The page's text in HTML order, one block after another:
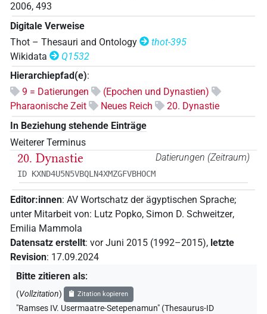
2006, 493
Digitale Verweise
Thot – Thesauri and Ontology
thot-395
Wikidata
Q1532
Hierarchiepfad(e):
9 = Datierungen
(Epochen und Dynastien)
Pharaonische Zeit
Neues Reich
20. Dynastie
In Beziehung stehende Einträge
Weiterer Terminus
Datierungen (Zeitraum)
20. Dynastie
ID KXND4U5N5VBQLN4XMZGFVBHOCM
Editor:innen: AV Wortschatz der ägyptischen Sprache;
unter Mitarbeit von: Lutz Popko, Simon D. Schweitzer,
Emilia Mammola
Datensatz erstellt: vor Juni 2015 (1992–2015), letzte
Revision: 17.09.2024
Bitte zitieren als:
(Vollzitation) Zitation kopieren
"Ramses IV. Usermaatre-Setepenamun" (Thesaurus-ID